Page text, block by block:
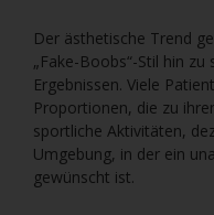
Der ästhetische Trend
„Fake-Boobs“-Stil hin
Ergebnissen. Viele
Proportionen, die zu
sportliche Aktivitäten,
Umgebung, in der ein
gewünscht ist.